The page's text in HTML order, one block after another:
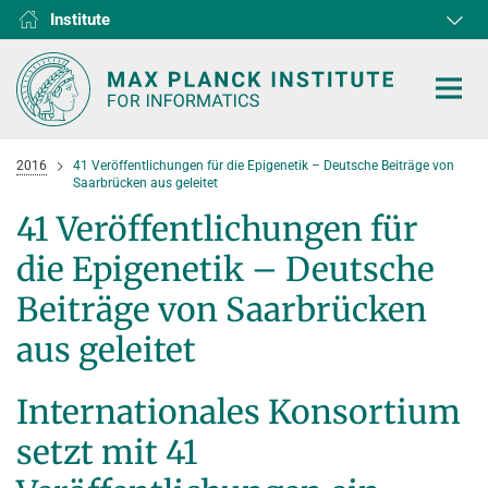
Institute
D1
D2
D3
D4
D5
D6
RG1
RG2
RG3
HOME
RESEARCH
DEPARTMENTS
D1 Algorithms and Complexity
Computer Vision and Machine Learning
D3 Internet Architecture
COLLABORATIONS
RESEARCH
Computer Science at Max Planck
NEWS & EVENTS
NEWS
PEOPLE
2016
41 Veröffentlichungen für die Epigenetik – Deutsche Beiträge von
Saarbrücken aus geleitet
41 Veröffentlichungen für
die Epigenetik – Deutsche
Beiträge von Saarbrücken
aus geleitet
Internationales Konsortium
setzt mit 41